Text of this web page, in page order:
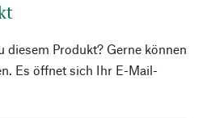
diesem Produkt? Gerne können
Es öffnet sich Ihr E-Mail-